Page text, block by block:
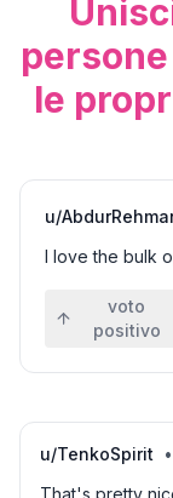
le
u/
I love the bulk
voto
positivo
u/TenkoSpirit •
That's pretty